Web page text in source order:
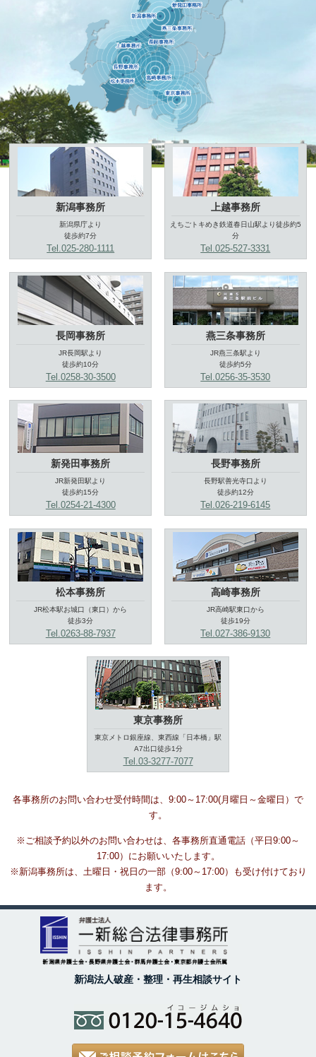
新潟事務所
新潟県庁より
徒歩約7分
Tel.025-280-1111
上越事務所
えちごトキめき鉄道春日山駅より徒歩約5
分
Tel.025-527-3331
長岡事務所
JR長岡駅より
徒歩約10分
Tel.0258-30-3500
燕三条事務所
JR燕三条駅より
徒歩約5分
Tel.0256-35-3530
新発田事務所
JR新発田駅より
徒歩約15分
Tel.0254-21-4300
長野事務所
長野駅善光寺口より
徒歩約12分
Tel.026-219-6145
松本事務所
JR松本駅お城口（東口）から
徒歩3分
Tel.0263-88-7937
高崎事務所
JR高崎駅東口から
徒歩19分
Tel.027-386-9130
東京事務所
東京メトロ銀座線、東西線「日本橋」駅
A7出口徒歩1分
Tel.03-3277-7077
各事務所のお問い合わせ受付時間は、9:00～17:00(月曜日～金曜日）で
す。
※ご相談予約以外のお問い合わせは、各事務所直通電話（平日9:00～
17:00）にお願いいたします。
※新潟事務所は、土曜日・祝日の一部（9:00～17:00）も受け付けており
ます。
新潟法人破産・整理・再生相談サイト